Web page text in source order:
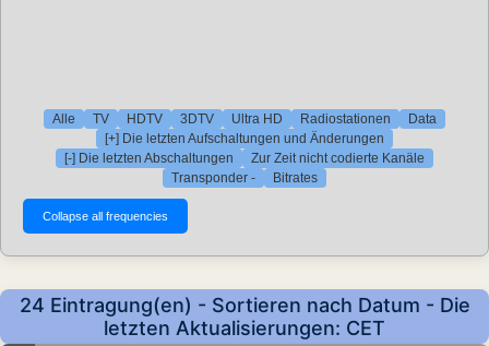
Alle TV HDTV 3DTV Ultra HD Radiostationen
Data
[+] Die letzten Aufschaltungen und Änderungen
[-] Die letzten Abschaltungen
Zur Zeit nicht codierte Kanäle
Transponder -
Bitrates
24 Eintragung(en) - Sortieren nach Datum - Die
letzten Aktualisierungen: CET